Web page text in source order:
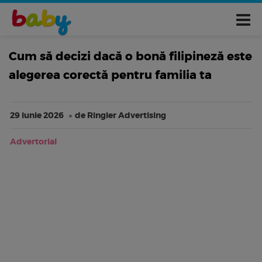
Cum să decizi dacă o bonă filipineză este
alegerea corectă pentru familia ta
29 iunie 2026 de Ringier Advertising
Advertorial